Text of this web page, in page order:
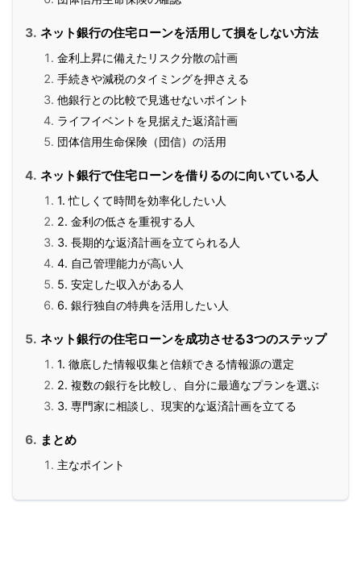
ネット銀行の住宅ローンを活用して損をしない方法
金利上昇に備えたリスク分散の計画
手続きや減税のタイミングを押さえる
他銀行との比較で見逃せないポイント
ライフイベントを見据えた返済計画
団体信用生命保険（団信）の活用
ネット銀行で住宅ローンを借りるのに向いている人
1. 忙しくて時間を効率化したい人
2. 金利の低さを重視する人
3. 長期的な返済計画を立てられる人
4. 自己管理能力が高い人
5. 安定した収入がある人
6. 銀行独自の特典を活用したい人
ネット銀行の住宅ローンを成功させる3つのステップ
1. 徹底した情報収集と信頼できる情報源の選定
2. 複数の銀行を比較し、自分に最適なプランを選ぶ
3. 専門家に相談し、現実的な返済計画を立てる
まとめ
主なポイント